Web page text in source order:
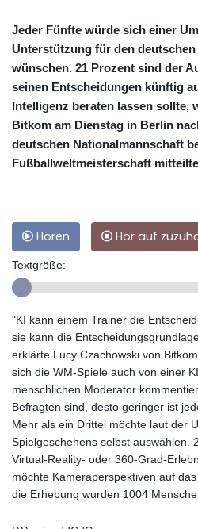
Jeder Fünfte würde sich einer
Unterstützung für den
wünschen. 21 Prozent sind der
seinen Entscheidungen künftig
Intelligenz beraten lassen sollte,
Bitkom am Dienstag in Berlin
deutschen Nationalmannschaft
Fußballweltmeisterschaft
Hören Hör auf
Textgröße:
"KI kann einem Trainer die
sie kann die
erklärte Lucy Czachowski von
sich die WM-Spiele auch von einer
menschlichen Moderator
Befragten sind, desto geringer ist
Mehr als ein Drittel möchte laut der
Spielgeschehens selbst auswählen.
Virtual-Reality- oder 360-Grad-
möchte Kameraperspektiven auf
die Erhebung wurden 1004